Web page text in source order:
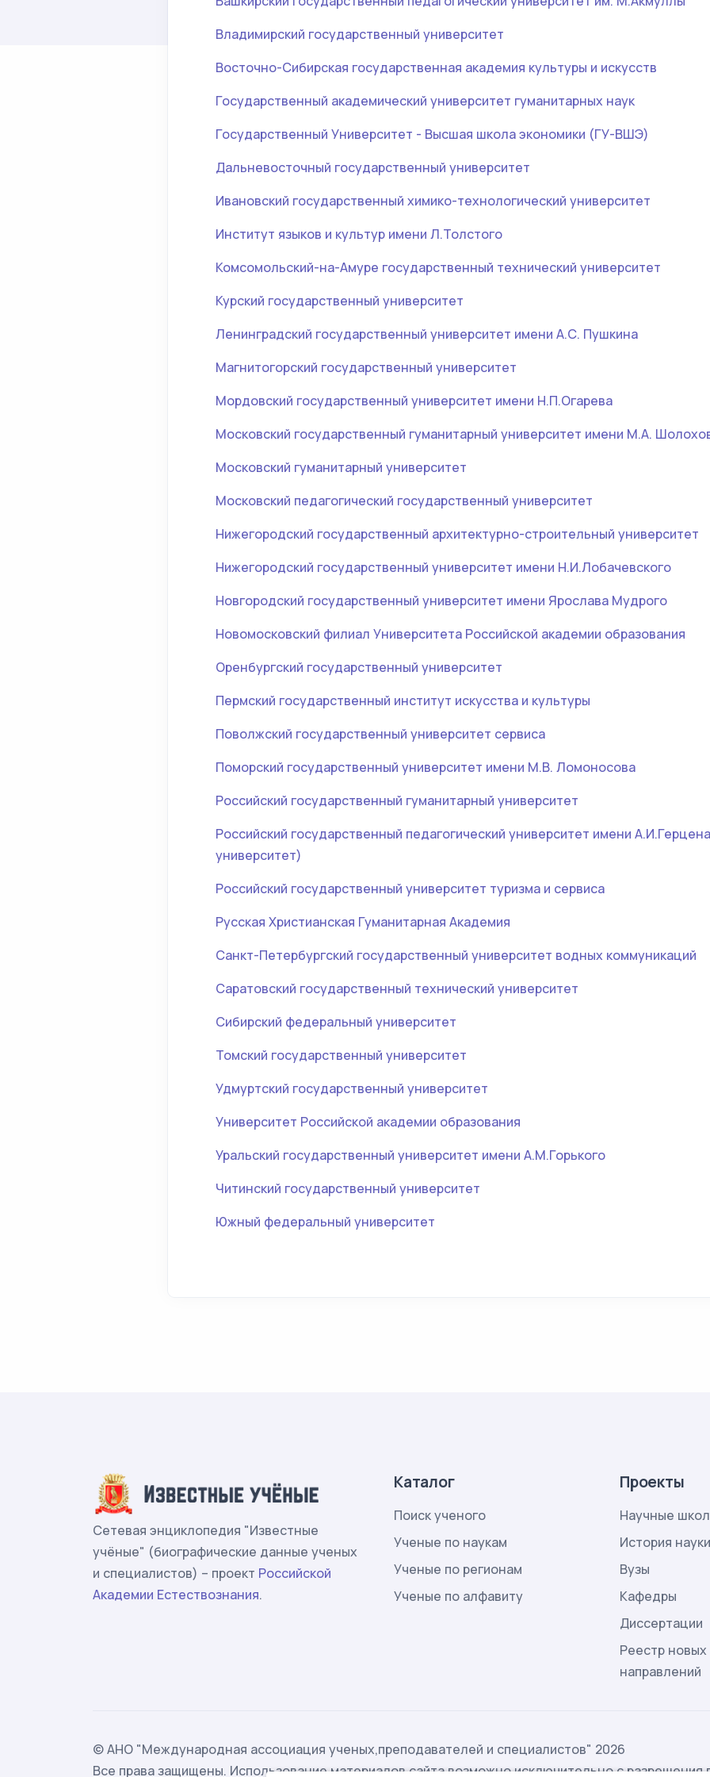
Владимирский государственный университет
Восточно-Сибирская государственная академия культуры и искусств
Государственный академический университет гуманитарных наук
Государственный Университет - Высшая школа экономики (ГУ-ВШЭ)
Дальневосточный государственный университет
Ивановский государственный химико-технологический университет
Институт языков и культур имени Л.Толстого
Комсомольский-на-Амуре государственный технический университет
Курский государственный университет
Ленинградский государственный университет имени А.С. Пушкина
Магнитогорский государственный университет
Мордовский государственный университет имени Н.П.Огарева
Московский государственный гуманитарный университет имени М.А.
Московский гуманитарный университет
Московский педагогический государственный университет
Нижегородский государственный архитектурно-строительный университет
Нижегородский государственный университет имени Н.И.Лобачевского
Новгородский государственный университет имени Ярослава Мудрого
Новомосковский филиал Университета Российской академии образования
Оренбургский государственный университет
Пермский государственный институт искусства и культуры
Поволжский государственный университет сервиса
Поморский государственный университет имени М.В. Ломоносова
Российский государственный гуманитарный университет
Российский государственный педагогический университет имени
университет)
Российский государственный университет туризма и сервиса
Русская Христианская Гуманитарная Академия
Санкт-Петербургский государственный университет водных коммуникаций
Саратовский государственный технический университет
Сибирский федеральный университет
Томский государственный университет
Удмуртский государственный университет
Университет Российской академии образования
Уральский государственный университет имени А.М.Горького
Читинский государственный университет
Южный федеральный университет
Сетевая энциклопедия "Известные
учёные" (биографические данные ученых
и специалистов) – проект Российской
Академии Естествознания.
Каталог
Поиск ученого
Ученые по наукам
Ученые по регионам
Ученые по алфавиту
Проекты
Научные
История науки
Вузы
Кафедры
Диссертации
Реестр
направлений
© АНО "Международная ассоциация ученых,преподавателей и специалистов" 2026
Все права защищены. Использование материалов сайта возможно исключительно с разрешения